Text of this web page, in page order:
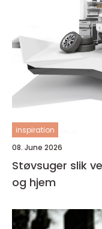
inspiration
08. June 2026
Støvsuger slik velger du riktig modell til jobb
og hjem